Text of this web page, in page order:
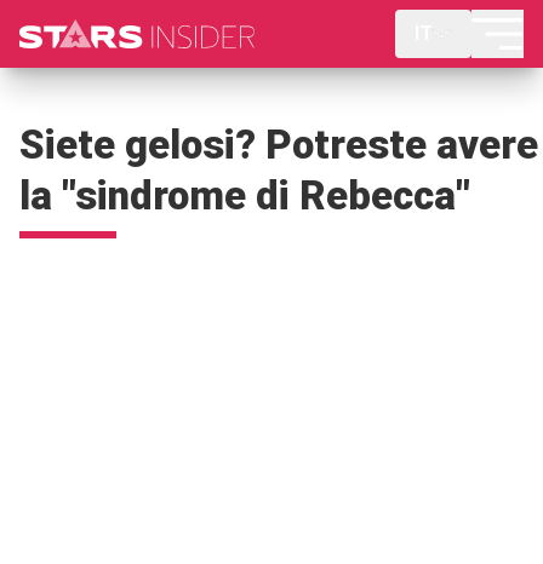
Siete gelosi? Potreste avere
la "sindrome di Rebecca"